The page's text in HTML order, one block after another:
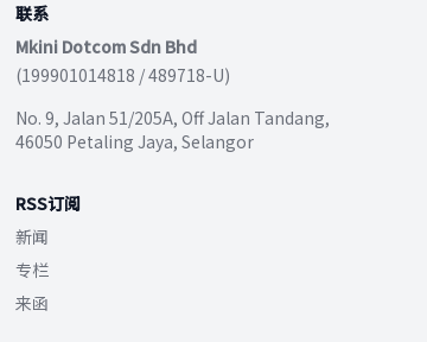
联系
Mkini Dotcom Sdn Bhd
(199901014818 / 489718-U)
No. 9, Jalan 51/205A, Off Jalan Tandang,
46050 Petaling Jaya, Selangor
RSS订阅
新闻
专栏
来函